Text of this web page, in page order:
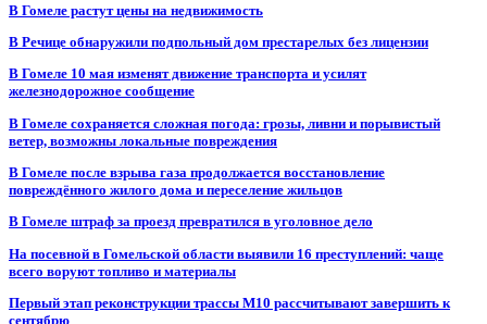
В Гомеле растут цены на недвижимость
В Речице обнаружили подпольный дом престарелых без лицензии
В Гомеле 10 мая изменят движение транспорта и усилят
железнодорожное сообщение
В Гомеле сохраняется сложная погода: грозы, ливни и порывистый
ветер, возможны локальные повреждения
В Гомеле после взрыва газа продолжается восстановление
повреждённого жилого дома и переселение жильцов
В Гомеле штраф за проезд превратился в уголовное дело
На посевной в Гомельской области выявили 16 преступлений: чаще
всего воруют топливо и материалы
Первый этап реконструкции трассы М10 рассчитывают завершить к
сентябрю